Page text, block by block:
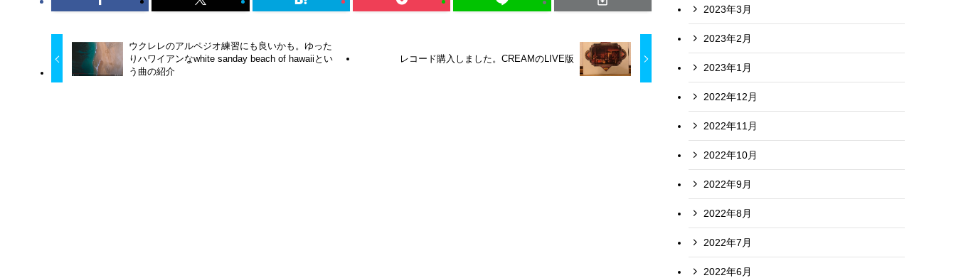
ウクレレのアルペジオ練習にも良いかも。ゆった
りハワイアンなwhite sanday beach of hawaiiとい
う曲の紹介
レコード購入しました。CREAMのLIVE版
2023年3月
2023年2月
2023年1月
2022年12月
2022年11月
2022年10月
2022年9月
2022年8月
2022年7月
2022年6月